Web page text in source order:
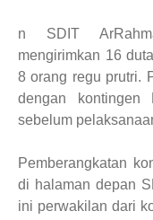
n SDIT
mengirimkan 16
8 orang regu prutri.
dengan
sebelum
Pemberangkatan
di halaman depan
ini perwakilan dari